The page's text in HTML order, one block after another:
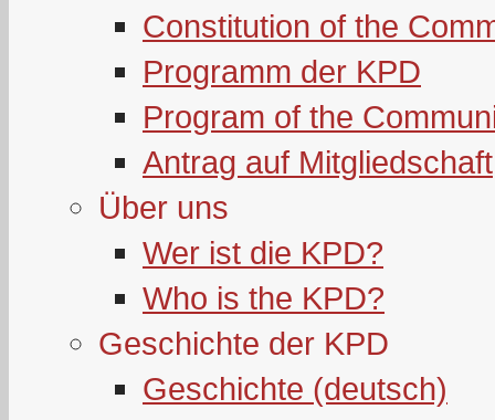
Constitution of the
Programm der KPD
Program of the
Antrag auf Mitgliedschaft
Über uns
Wer ist die KPD?
Who is the KPD?
Geschichte der KPD
Geschichte (deutsch)